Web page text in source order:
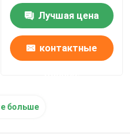
колонны газа отхода
высокой
концентрации
Лучшая цена
контактные
больше